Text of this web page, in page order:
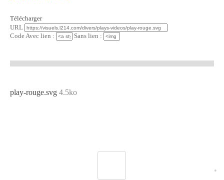
Télécharger
URL
Code Avec lien :
Sans lien :
play-rouge.svg 4.5ko
•